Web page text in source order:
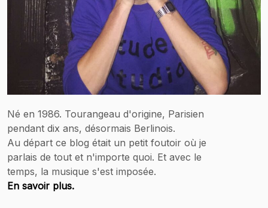
Né en 1986. Tourangeau d'origine, Parisien
pendant dix ans, désormais Berlinois.
Au départ ce blog était un petit foutoir où je
parlais de tout et n'importe quoi. Et avec le
temps, la musique s'est imposée.
En savoir plus.